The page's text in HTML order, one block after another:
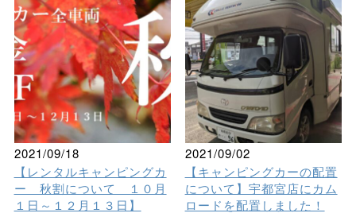
2021/09/18
【レンタルキャンピングカ
ー 秋割について １０月
１日～１２月１３日】
2021/09/02
【キャンピングカーの配置
について】宇都宮店にカム
ロードを配置しました！